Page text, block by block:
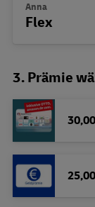
Anna
Flex
3. Prämie